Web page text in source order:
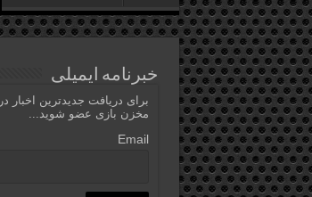
خبرنامه ایمیلی
برای دریافت جدیدترین اخبار
مخزن بازی عضو شوید...
Email